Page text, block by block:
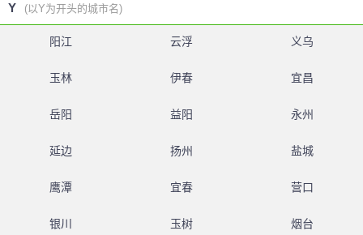
Y (以Y为开头的城市名)
阳江 云浮 义乌
玉林 伊春 宜昌
岳阳 益阳 永州
延边 扬州 盐城
鹰潭 宜春 营口
银川 玉树 烟台